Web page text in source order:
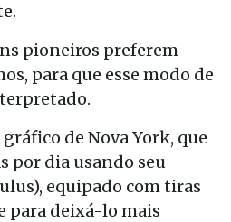
pioneiros preferem
para que esse modo de
de Nova York, que
por dia usando seu
equipado com tiras
para deixá-lo mais